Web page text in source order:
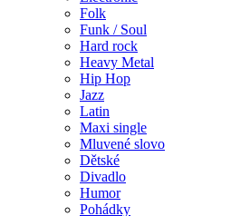
Folk
Funk / Soul
Hard rock
Heavy Metal
Hip Hop
Jazz
Latin
Maxi single
Mluvené slovo
Dětské
Divadlo
Humor
Pohádky